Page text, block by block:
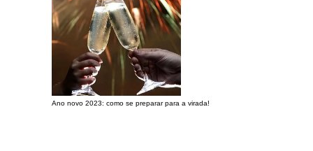
Ano novo 2023: como se preparar para a virada!